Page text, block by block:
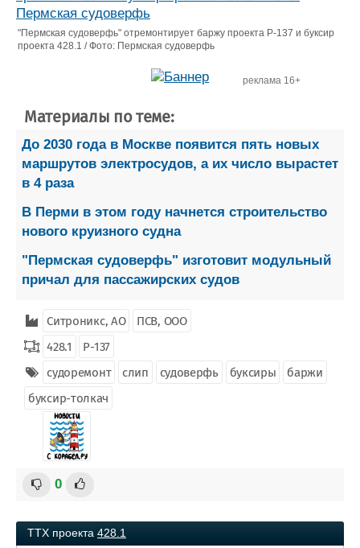
"Пермская судоверфь" отремонтирует баржу проекта Р-137 и буксир
проекта 428.1 / Фото: Пермская судоверфь
реклама 16+
Материалы по теме:
До 2030 года в Москве появится пять новых
маршрутов электросудов, а их число вырастет
в 4 раза
В Перми в этом году начнется строительство
нового круизного судна
"Пермская судоверфь" изготовит модульный
причал для пассажирских судов
Ситроникс, АО
ПСВ, ООО
428.1
Р-137
судоремонт
слип судоверфь буксиры
баржи
буксир-толкач
0
ТТХ проекта 428.1